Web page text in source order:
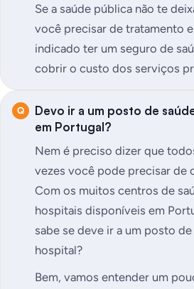
Se a saúde pública não te
você precisar de tratamento
indicado ter um seguro de
cobrir o custo dos serviços
Devo ir a um posto de
em Portugal?
Nem é preciso dizer que
vezes você pode precisar de
Com os muitos centros de
hospitais disponíveis em
sabe se deve ir a um posto
hospital?
Bem, vamos entender um